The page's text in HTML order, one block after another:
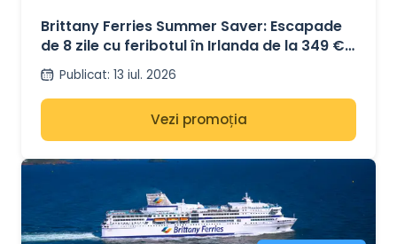
Brittany Ferries Summer Saver: Escapade
de 8 zile cu feribotul în Irlanda de la 349 €
dus-întors
Publicat: 13 iul. 2026
Vezi promoția